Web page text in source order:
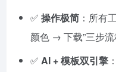
✅ 操作极简 ：所有
颜色 → 下载”三步
✅ AI + 模板双引擎